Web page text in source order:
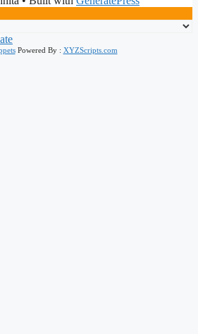
Powered By : XYZScripts.com